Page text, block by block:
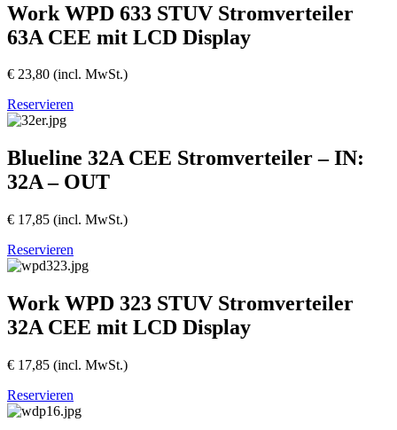
Work WPD 633 STUV Stromverteiler
63A CEE mit LCD Display
€ 23,80 (incl. MwSt.)
Reservieren
Blueline 32A CEE Stromverteiler – IN:
32A – OUT
€ 17,85 (incl. MwSt.)
Reservieren
Work WPD 323 STUV Stromverteiler
32A CEE mit LCD Display
€ 17,85 (incl. MwSt.)
Reservieren